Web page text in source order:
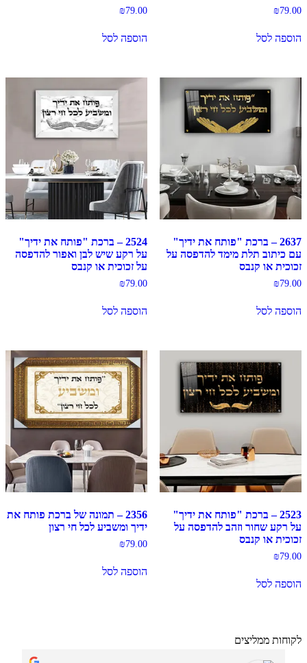
₪79.00
הוספה לסל
₪79.00
הוספה לסל
2637 – ברכת "פותח את ידיך"
עם כיתוב תלת מימד להדפסה על
זכוכית או קנבס
₪79.00
הוספה לסל
2524 – ברכת "פותח את ידיך"
על רקע שיש לבן ואפור להדפסה
על זכוכית או קנבס
₪79.00
הוספה לסל
2523 – ברכת "פותח את ידיך"
על רקע שחור וזהב להדפסה על
זכוכית או קנבס
₪79.00
הוספה לסל
2356 – תמונה של ברכת פותח את
ידיך ומשביע לכל חי רצון
₪79.00
הוספה לסל
לקוחות ממליצים